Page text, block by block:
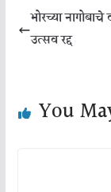
भोरच्या
उत्सव रद्द
You